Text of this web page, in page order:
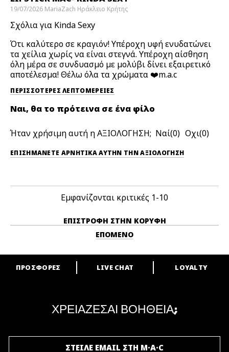
19/07/2026 MariaZach Ηράκλειο Κρήτης
Σχόλια για Kinda Sexy
Ότι καλύτερο σε κραγιόν! Υπέροχη υφή ενυδατώνει
τα χείλια χωρίς να είναι στεγνά. Υπέροχη αίσθηση
όλη μέρα σε συνδυασμό με μολύβι δίνει εξαιρετικό
αποτέλεσμα! Θέλω όλα τα χρώματα ❤️m.a.c
ΠΕΡΙΣΣΌΤΕΡΕΣ ΛΕΠΤΟΜΈΡΕΙΕΣ
Ναι, θα το πρότεινα σε ένα φίλο
Ήταν χρήσιμη αυτή η ΑΞΙΟΛΟΓΗΣΗ; 0 0
ΕΠΙΣΗΜΆΝΕΤΕ ΑΡΝΗΤΙΚΆ ΑΥΤΉΝ ΤΗΝ ΑΞΙΟΛΟΓΗΣΗ
Εμφανίζονται κριτικές 1-10
ΕΠΙΣΤΡΟΦΉ ΣΤΗΝ ΚΟΡΥΦΉ
ΕΠΌΜΕΝΟ
ARE YOU A M·A·C LOVER?
ΠΡΟΣΦΟΡΕΣ LIVE CHAT LOYALTY
ΧΡΕΙΑΖΕΣΑΙ ΒΟΗΘΕΙΑ;
ΣΤΕΙΛΕ EMAIL ΣΤΗ M·A·C